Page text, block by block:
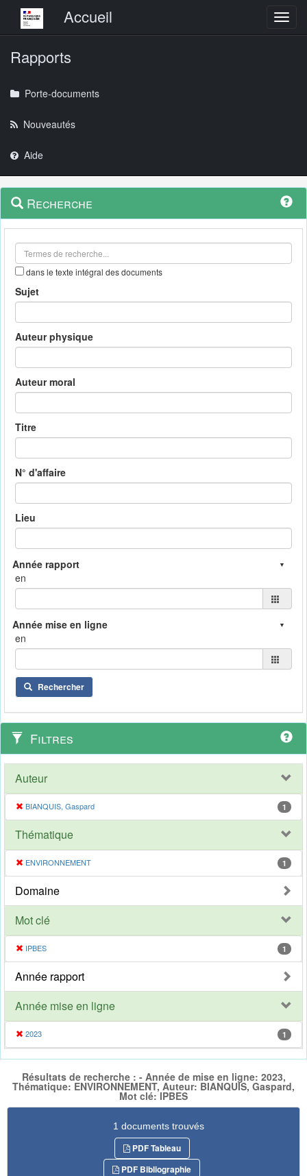
Menu principalAccueil
Rapports
Porte-documents
Nouveautés
Aide
Navigation
outils
Menu
contextuel
Recherche
dans le texte intégral des documents
Sujet
Auteur physique
Auteur moral
Titre
N° d'affaire
Lieu
en
en
Rechercher
Filtres
Auteur
BIANQUIS, Gaspard 1
Thématique
ENVIRONNEMENT 1
Domaine
Mot clé
IPBES 1
Année rapport
Année mise en ligne
2023 1
Résultats de recherche : - Année de mise en ligne: 2023,
Thématique: ENVIRONNEMENT, Auteur: BIANQUIS, Gaspard,
Mot clé: IPBES
1 documents trouvés
PDF Tableau
PDF Bibliographie